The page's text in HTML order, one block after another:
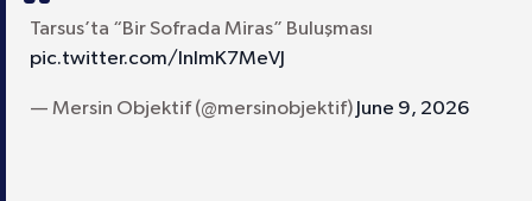
Tarsus’ta “Bir Sofrada Miras” Buluşması
pic.twitter.com/lnImK7MeVJ
— Mersin Objektif (@mersinobjektif) June 9, 2026